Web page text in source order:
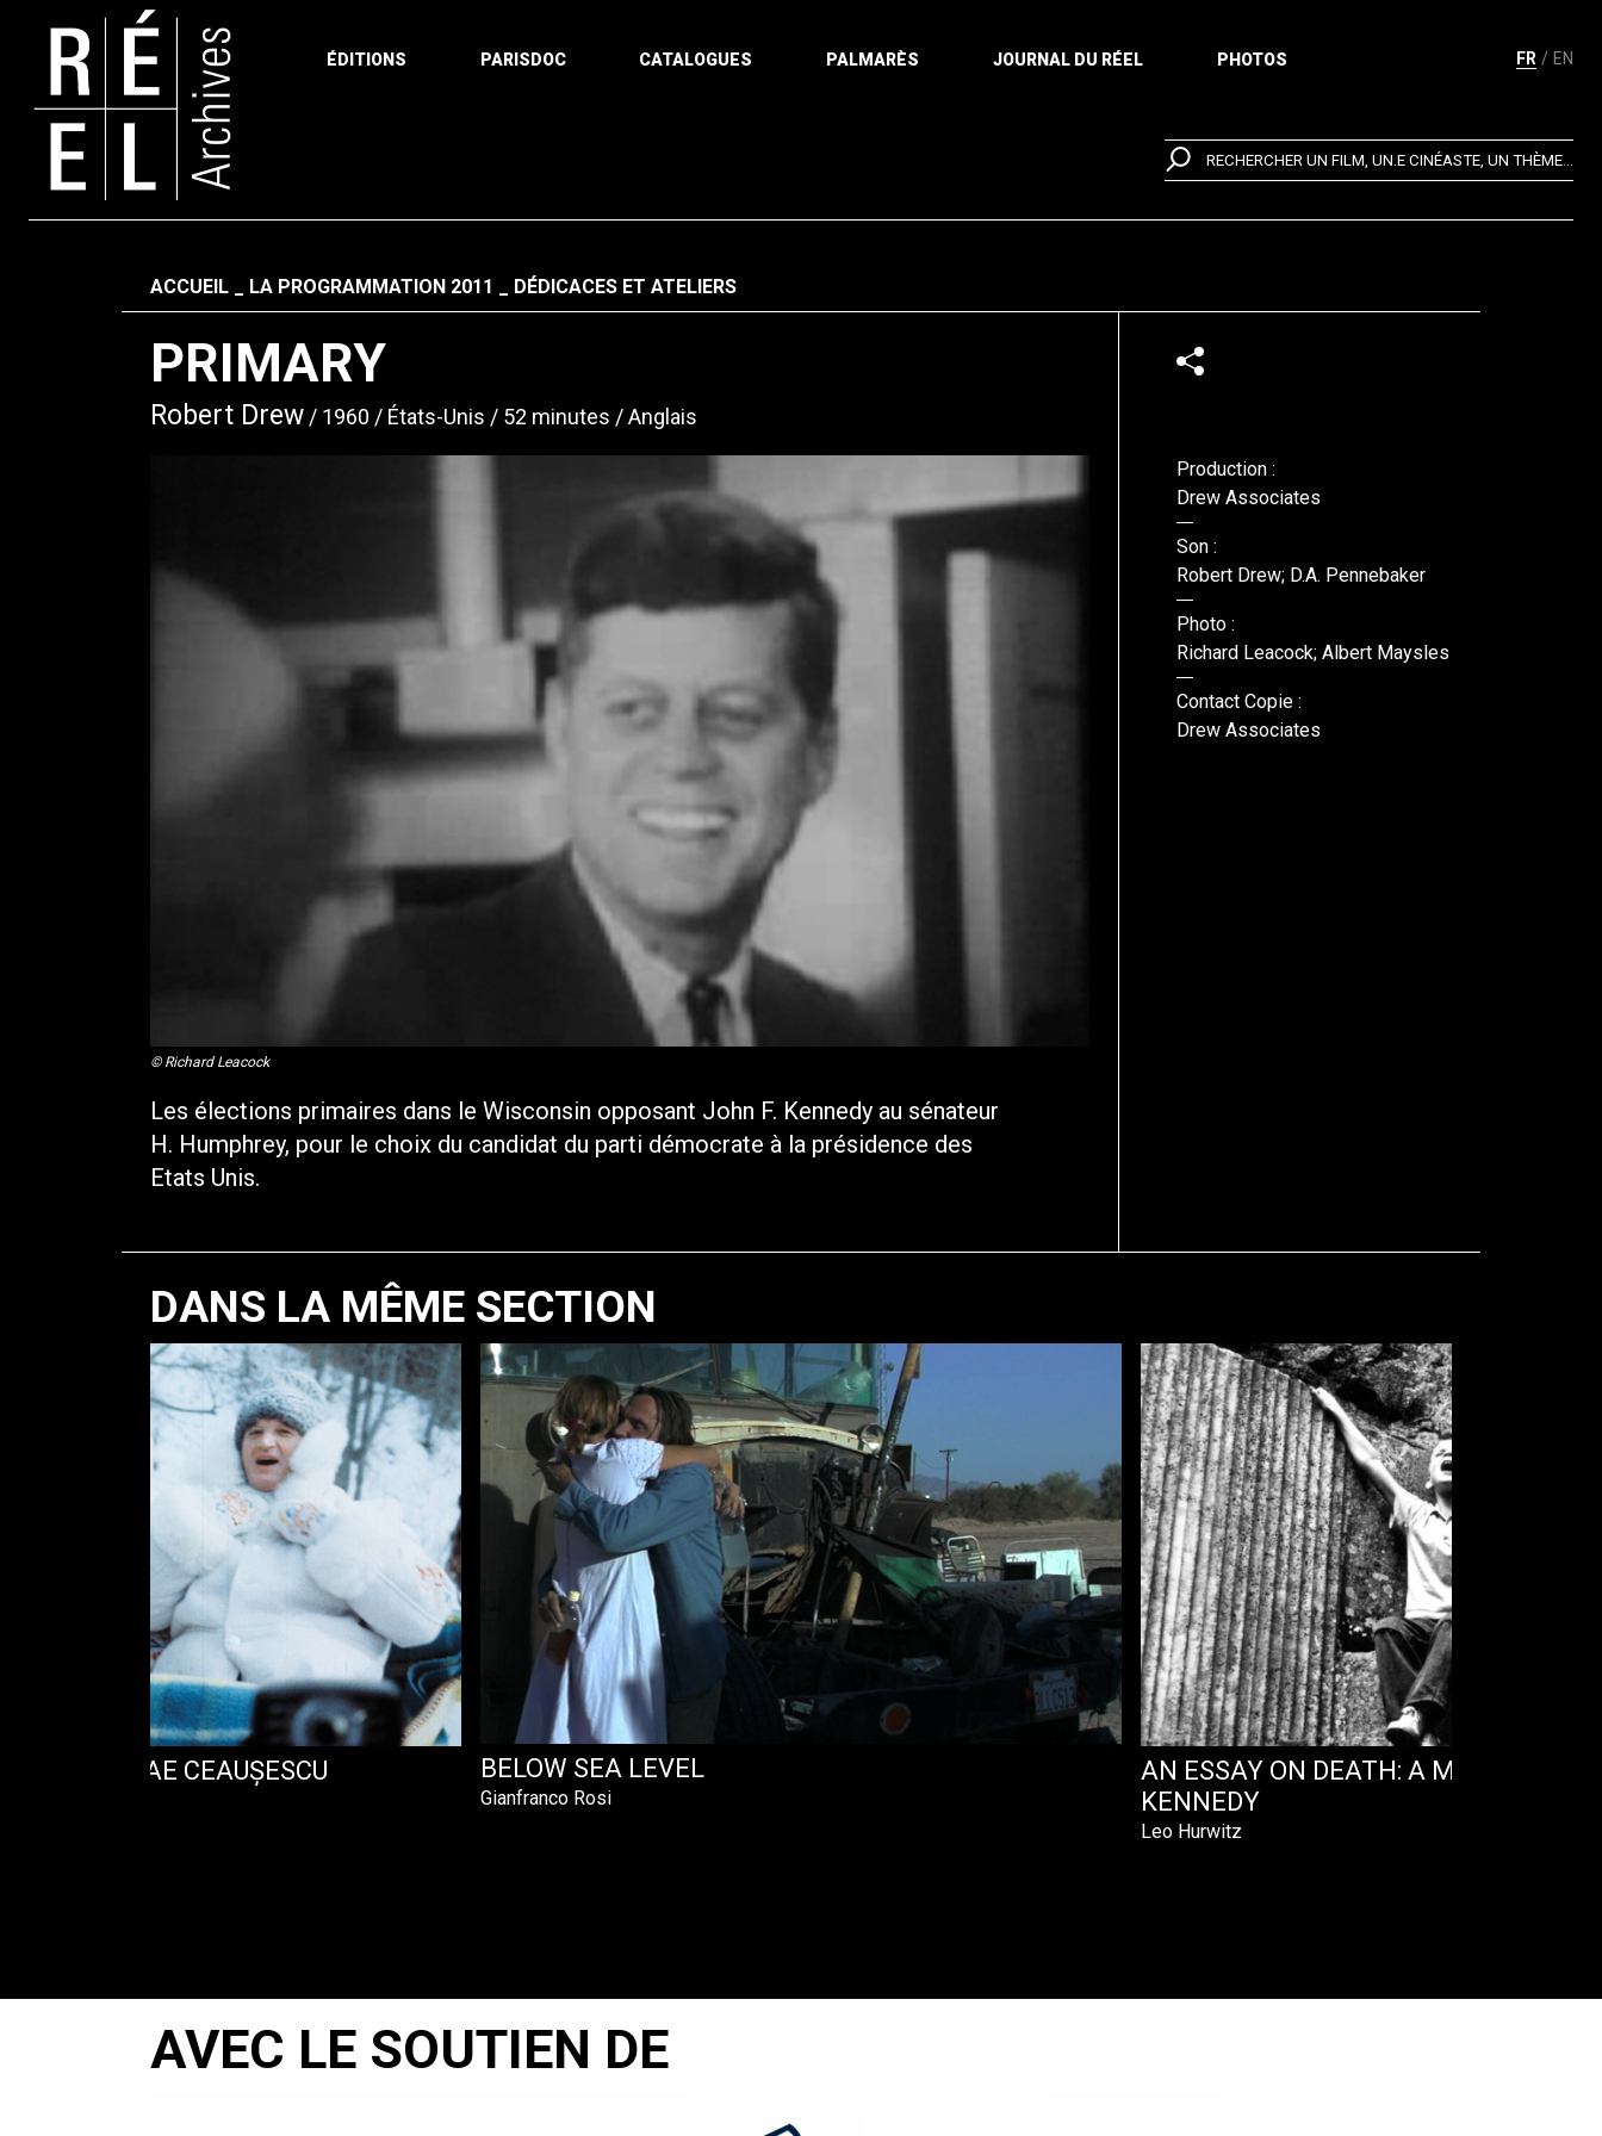
FR EN
ÉDITIONS PARISDOC CATALOGUES PALMARÈS JOURNAL DU RÉEL PHOTOS
RECHERCHER UN FILM, UN.E CINÉASTE, UN THÈME...
Fil d'ariane
ACCUEIL LA PROGRAMMATION 2011 DÉDICACES ET ATELIERS
PRIMARY
Robert Drew 1960 États-Unis 52 minutes Anglais
© Richard Leacock
Les élections primaires dans le Wisconsin opposant John F. Kennedy au sénateur
H. Humphrey, pour le choix du candidat du parti démocrate à la présidence des
Etats Unis.
Production :
Drew Associates
Son :
Robert Drew; D.A. Pennebaker
Photo :
Richard Leacock; Albert Maysles
Contact Copie :
Drew Associates
DANS LA MÊME SECTION
LUI NICOLAE CEAUȘESCU BELOW SEA LEVEL
Gianfranco Rosi
AN ESSAY ON DEATH: A MEMORIAL
KENNEDY
Leo Hurwitz
AVEC LE SOUTIEN DE